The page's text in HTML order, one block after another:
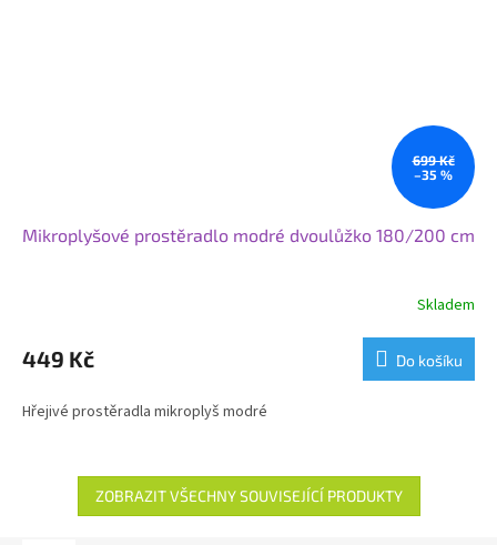
699 Kč
–35 %
Mikroplyšové prostěradlo modré dvoulůžko 180/200 cm
Skladem
449 Kč Do košíku
Hřejivé prostěradla mikroplyš modré
ZOBRAZIT VŠECHNY SOUVISEJÍCÍ PRODUKTY